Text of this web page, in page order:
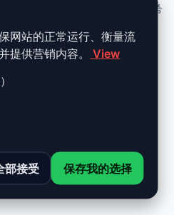
适合追求更灵敏驾驶体验且希
/ 2018 2.0
1 升级优势
矩提升 +25%
网站的正常运行、衡量流
提供营销内容。
View
部接受 保存我的选择